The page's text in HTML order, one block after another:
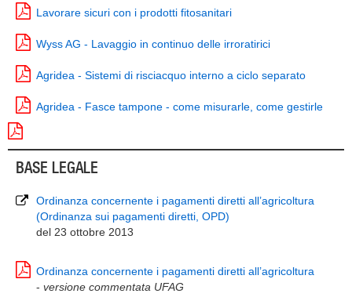
Lavorare sicuri con i prodotti fitosanitari
Wyss AG - Lavaggio in continuo delle irroratirici
Agridea - Sistemi di risciacquo interno a ciclo separato
Agridea - Fasce tampone - come misurarle, come gestirle
BASE LEGALE
Ordinanza concernente i pagamenti diretti all’agricoltura
(Ordinanza sui pagamenti diretti, OPD)
del 23 ottobre 2013
Ordinanza concernente i pagamenti diretti all’agricoltura
- versione commentata UFAG